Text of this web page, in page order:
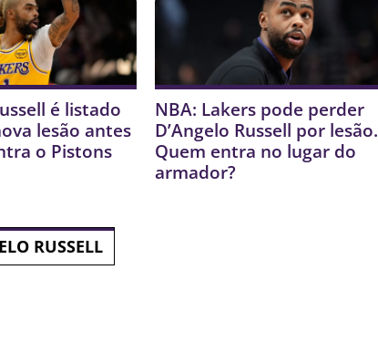
é listado
lesão antes
o Pistons
NBA: Lakers pode perder
D’Angelo Russell por lesão.
Quem entra no lugar do
armador?
RUSSELL